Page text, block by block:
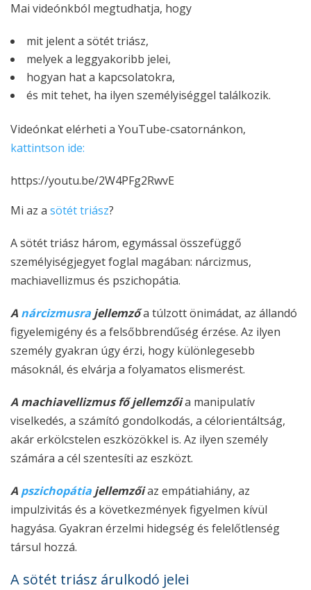
Mai videónkból megtudhatja, hogy
mit jelent a sötét triász,
melyek a leggyakoribb jelei,
hogyan hat a kapcsolatokra,
és mit tehet, ha ilyen személyiséggel találkozik.
Videónkat elérheti a YouTube-csatornánkon,
kattintson ide:
https://youtu.be/2W4PFg2RwvE
Mi az a sötét triász?
A sötét triász három, egymással összefüggő
személyiségjegyet foglal magában: nárcizmus,
machiavellizmus és pszichopátia.
A nárcizmusra jellemzőa túlzott önimádat, az állandó
figyelemigény és a felsőbbrendűség érzése. Az ilyen
személy gyakran úgy érzi, hogy különlegesebb
másoknál, és elvárja a folyamatos elismerést.
A machiavellizmus fő jellemzőia manipulatív
viselkedés, a számító gondolkodás, a célorientáltság,
akár erkölcstelen eszközökkel is. Az ilyen személy
számára a cél szentesíti az eszközt.
A pszichopátia jellemzőiaz empátiahiány, az
impulzivitás és a következmények figyelmen kívül
hagyása. Gyakran érzelmi hidegség és felelőtlenség
társul hozzá.
A sötét triász árulkodó jelei